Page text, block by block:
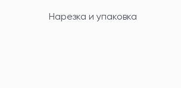
Нарезка и упаковка